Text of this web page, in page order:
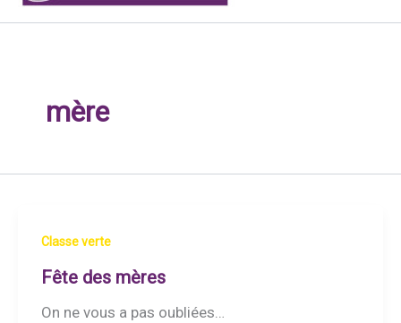
mère
Classe verte
Fête des mères
On ne vous a pas oubliées…